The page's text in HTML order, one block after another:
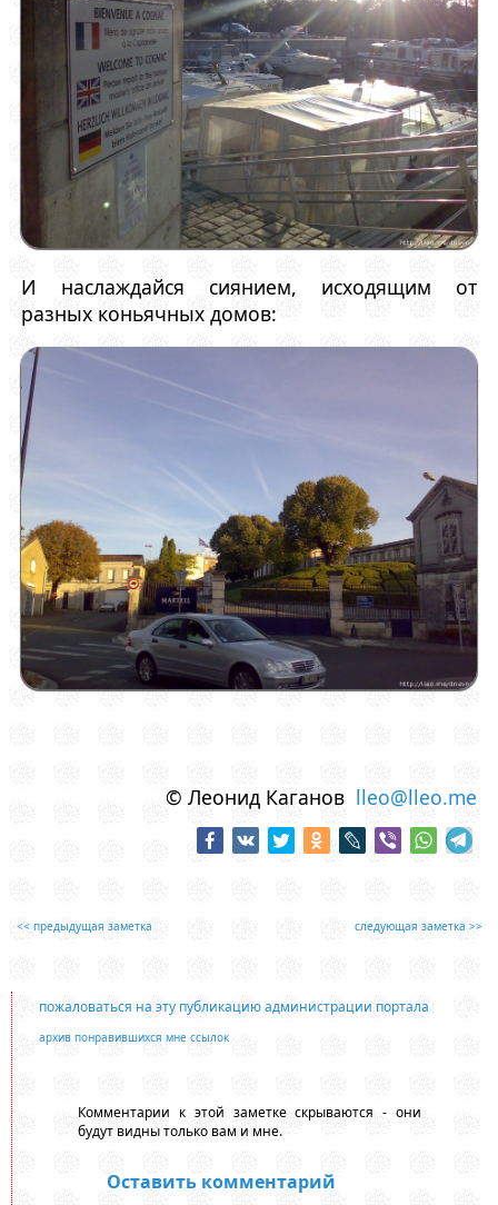
И наслаждайся сиянием, исходящим от
разных коньячных домов:
© Леонид Каганов lleo@lleo.me
<< предыдущая заметка следующая заметка >>
пожаловаться на эту публикацию администрации портала
архив понравившихся мне ссылок
Комментарии к этой заметке скрываются - они
будут видны только вам и мне.
Оставить комментарий